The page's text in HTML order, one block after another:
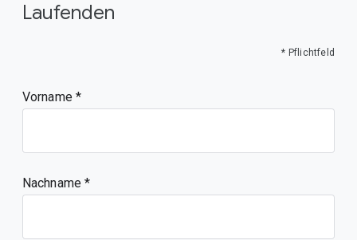
Laufenden
* Pflichtfeld
Vorname
Nachname